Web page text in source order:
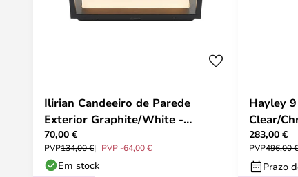
Ilirian Candeeiro de Parede
Exterior Graphite/White -
Lucande
70,00 €
PVP134,00 € PVP -64,00 €
Em stock
Hayley
Clear/
283,00 €
PVP496,00 €
Prazo